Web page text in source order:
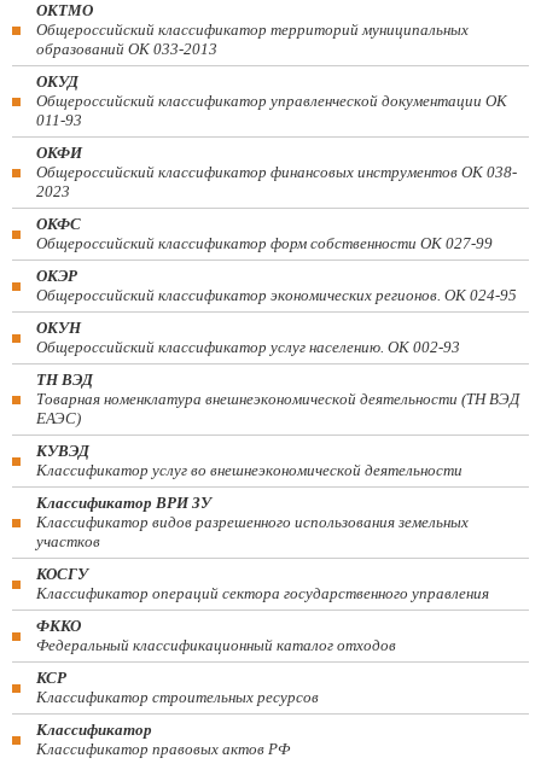
ОКТМО
Общероссийский классификатор территорий муниципальных
образований ОК 033-2013
ОКУД
Общероссийский классификатор управленческой документации ОК
011-93
ОКФИ
Общероссийский классификатор финансовых инструментов OK 038-
2023
ОКФС
Общероссийский классификатор форм собственности ОК 027-99
ОКЭР
Общероссийский классификатор экономических регионов. ОК 024-95
ОКУН
Общероссийский классификатор услуг населению. ОК 002-93
ТН ВЭД
Товарная номенклатура внешнеэкономической деятельности (ТН ВЭД
ЕАЭС)
КУВЭД
Классификатор услуг во внешнеэкономической деятельности
Классификатор ВРИ ЗУ
Классификатор видов разрешенного использования земельных
участков
КОСГУ
Классификатор операций сектора государственного управления
ФККО
Федеральный классификационный каталог отходов
КСР
Классификатор строительных ресурсов
Классификатор
Классификатор правовых актов РФ